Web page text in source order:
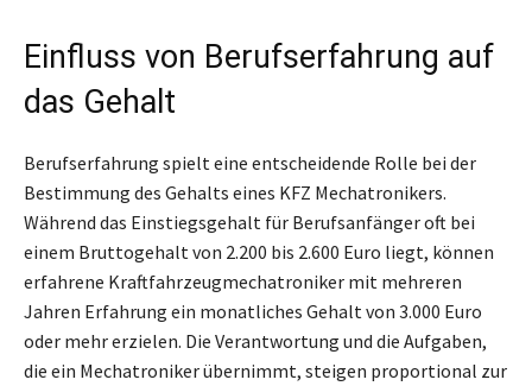
Einfluss von Berufserfahrung auf
das Gehalt
Berufserfahrung spielt eine entscheidende Rolle bei der
Bestimmung des Gehalts eines KFZ Mechatronikers.
Während das Einstiegsgehalt für Berufsanfänger oft bei
einem Bruttogehalt von 2.200 bis 2.600 Euro liegt, können
erfahrene Kraftfahrzeugmechatroniker mit mehreren
Jahren Erfahrung ein monatliches Gehalt von 3.000 Euro
oder mehr erzielen. Die Verantwortung und die Aufgaben,
die ein Mechatroniker übernimmt, steigen proportional zur